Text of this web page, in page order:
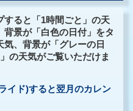
すると「1時間ごと」の天
景が「白色の日付」をタ
、背景が「グレーの日
の天気がご覧いただけま
イド)すると翌月のカレン